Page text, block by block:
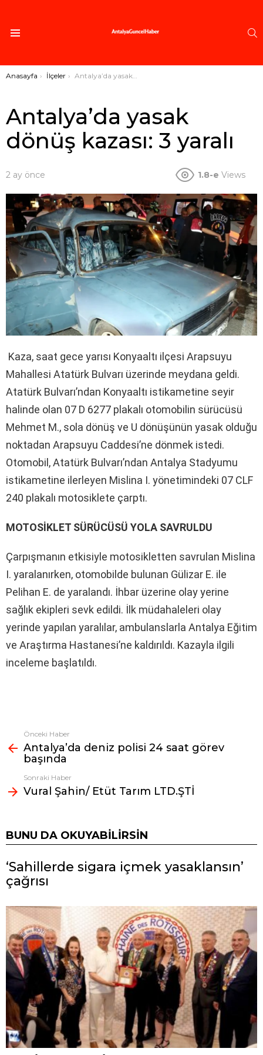
Buradasınız:
Anasayfa İlçeler Antalya’da yasak dönüş kazası: 3 yaralı
Antalya’da yasak
dönüş kazası: 3 yaralı
2 ay önce 1.8-e Views
Kaza, saat gece yarısı Konyaaltı ilçesi Arapsuyu
Mahallesi Atatürk Bulvarı üzerinde meydana geldi.
Atatürk Bulvarı’ndan Konyaaltı istikametine seyir
halinde olan 07 D 6277 plakalı otomobilin sürücüsü
Mehmet M., sola dönüş ve U dönüşünün yasak olduğu
noktadan Arapsuyu Caddesi’ne dönmek istedi.
Otomobil, Atatürk Bulvarı’ndan Antalya Stadyumu
istikametine ilerleyen Mislina I. yönetimindeki 07 CLF
240 plakalı motosiklete çarptı.
MOTOSİKLET SÜRÜCÜSÜ YOLA SAVRULDU
Çarpışmanın etkisiyle motosikletten savrulan Mislina
I. yaralanırken, otomobilde bulunan Gülizar E. ile
Pelihan E. de yaralandı. İhbar üzerine olay yerine
sağlık ekipleri sevk edildi. İlk müdahaleleri olay
yerinde yapılan yaralılar, ambulanslarla Antalya Eğitim
ve Araştırma Hastanesi’ne kaldırıldı. Kazayla ilgili
inceleme başlatıldı.
Fazlasına
bak
Önceki Haber
Antalya’da deniz polisi 24 saat görev
başında
Sonraki Haber
Vural Şahin/ Etüt Tarım LTD.ŞTİ
BUNU DA OKUYABILIRSIN
‘Sahillerde sigara içmek yasaklansın’
çağrısı